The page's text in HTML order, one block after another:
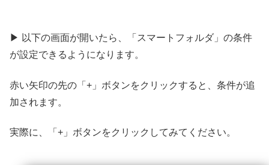
▶ 以下の画面が開いたら、「スマートフォルダ」の条件
が設定できるようになります。
赤い矢印の先の「+」ボタンをクリックすると、条件が追
加されます。
実際に、「+」ボタンをクリックしてみてください。